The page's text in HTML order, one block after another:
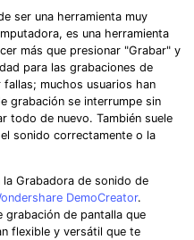
ser una herramienta muy
es una herramienta
más que presionar "Grabar" y
para las grabaciones de
muchos usuarios han
grabación se interrumpe sin
todo de nuevo. También suele
sonido correctamente o la
Grabadora de sonido de
DemoCreator.
grabación de pantalla que
flexible y versátil que te